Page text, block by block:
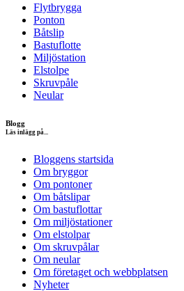
Flytbrygga
Ponton
Båtslip
Bastuflotte
Miljöstation
Elstolpe
Skruvpåle
Neular
Blogg
Läs inlägg på...
Bloggens startsida
Om bryggor
Om pontoner
Om båtslipar
Om bastuflottar
Om miljöstationer
Om elstolpar
Om skruvpålar
Om neular
Om företaget och webbplatsen
Nyheter